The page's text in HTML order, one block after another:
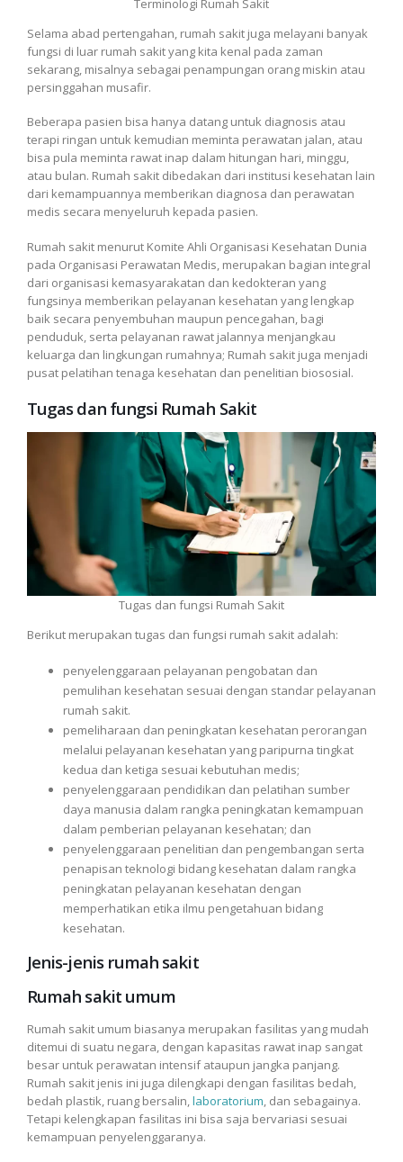
Terminologi Rumah Sakit
Selama abad pertengahan, rumah sakit juga melayani banyak
fungsi di luar rumah sakit yang kita kenal pada zaman
sekarang, misalnya sebagai penampungan orang miskin atau
persinggahan musafir.
Beberapa pasien bisa hanya datang untuk diagnosis atau
terapi ringan untuk kemudian meminta perawatan jalan, atau
bisa pula meminta rawat inap dalam hitungan hari, minggu,
atau bulan. Rumah sakit dibedakan dari institusi kesehatan lain
dari kemampuannya memberikan diagnosa dan perawatan
medis secara menyeluruh kepada pasien.
Rumah sakit menurut Komite Ahli Organisasi Kesehatan Dunia
pada Organisasi Perawatan Medis, merupakan bagian integral
dari organisasi kemasyarakatan dan kedokteran yang
fungsinya memberikan pelayanan kesehatan yang lengkap
baik secara penyembuhan maupun pencegahan, bagi
penduduk, serta pelayanan rawat jalannya menjangkau
keluarga dan lingkungan rumahnya; Rumah sakit juga menjadi
pusat pelatihan tenaga kesehatan dan penelitian biososial.
Tugas dan fungsi Rumah Sakit
Tugas dan fungsi Rumah Sakit
Berikut merupakan tugas dan fungsi rumah sakit adalah:
penyelenggaraan pelayanan pengobatan dan
pemulihan kesehatan sesuai dengan standar pelayanan
rumah sakit.
pemeliharaan dan peningkatan kesehatan perorangan
melalui pelayanan kesehatan yang paripurna tingkat
kedua dan ketiga sesuai kebutuhan medis;
penyelenggaraan pendidikan dan pelatihan sumber
daya manusia dalam rangka peningkatan kemampuan
dalam pemberian pelayanan kesehatan; dan
penyelenggaraan penelitian dan pengembangan serta
penapisan teknologi bidang kesehatan dalam rangka
peningkatan pelayanan kesehatan dengan
memperhatikan etika ilmu pengetahuan bidang
kesehatan.
Jenis-jenis rumah sakit
Rumah sakit umum
Rumah sakit umum biasanya merupakan fasilitas yang mudah
ditemui di suatu negara, dengan kapasitas rawat inap sangat
besar untuk perawatan intensif ataupun jangka panjang.
Rumah sakit jenis ini juga dilengkapi dengan fasilitas bedah,
bedah plastik, ruang bersalin,laboratorium, dan sebagainya.
Tetapi kelengkapan fasilitas ini bisa saja bervariasi sesuai
kemampuan penyelenggaranya.